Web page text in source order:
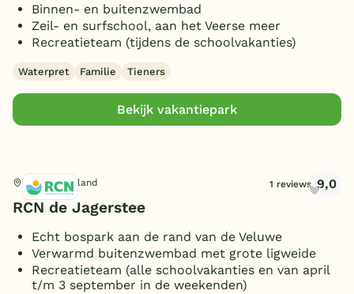
Binnen- en buitenzwembad
Zeil- en surfschool, aan het Veerse meer
Recreatieteam (tijdens de schoolvakanties)
Waterpret Familie Tieners
Bekijk vakantiepark
Epe, Gelderland 1 reviews 9,0
RCN de Jagerstee
Echt bospark aan de rand van de Veluwe
Verwarmd buitenzwembad met grote ligweide
Recreatieteam (alle schoolvakanties en van april
t/m 3 september in de weekenden)